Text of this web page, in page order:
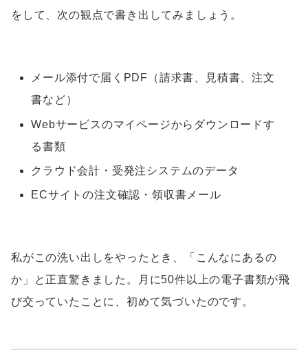
をして、次の観点で書き出してみましょう。
メール添付で届くPDF（請求書、見積書、注文
書など）
Webサービスのマイページからダウンロードす
る書類
クラウド会計・受発注システムのデータ
ECサイトの注文確認・領収書メール
私がこの洗い出しをやったとき、「こんなにあるの
か」と正直驚きました。月に50件以上の電子書類が飛
び交っていたことに、初めて気づいたのです。